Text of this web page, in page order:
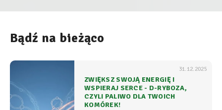
Bądź na bieżąco
31.12.2025
ZWIĘKSZ SWOJĄ ENERGIĘ I
WSPIERAJ SERCE - D-RYBOZA,
CZYLI PALIWO DLA TWOICH
KOMÓREK!